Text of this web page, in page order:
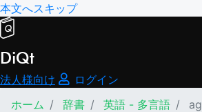
本文へスキップ
DiQt
法人様向け
ログイン
ホーム
辞書 英語 - 多言語